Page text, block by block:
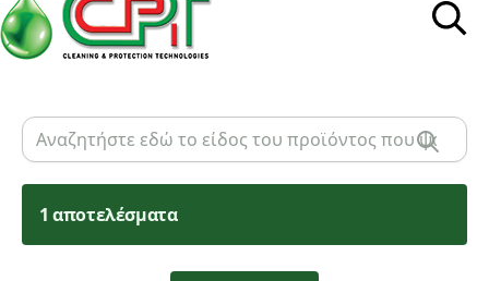
1 αποτελέσματα